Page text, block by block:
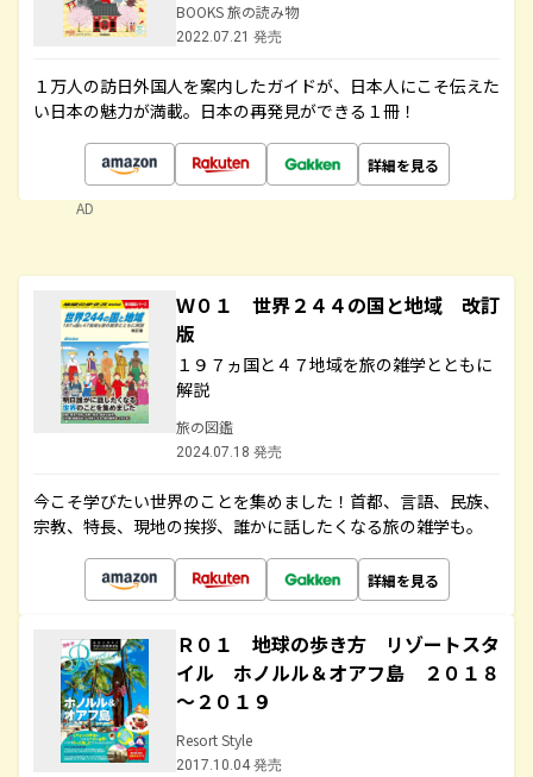
BOOKS 旅の読み物
2022.07.21 発売
１万人の訪日外国人を案内したガイドが、日本人にこそ伝えた
い日本の魅力が満載。日本の再発見ができる１冊！
詳細を見る
AD
Ｗ０１ 世界２４４の国と地域 改訂
版
１９７ヵ国と４７地域を旅の雑学とともに
解説
旅の図鑑
2024.07.18 発売
今こそ学びたい世界のことを集めました！首都、言語、民族、
宗教、特長、現地の挨拶、誰かに話したくなる旅の雑学も。
詳細を見る
Ｒ０１ 地球の歩き方 リゾートスタ
イル ホノルル＆オアフ島 ２０１８
～２０１９
Resort Style
2017.10.04 発売